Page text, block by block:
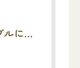
にご